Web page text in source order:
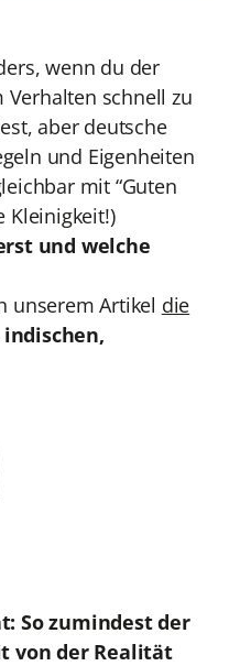
wenn du der
schnell zu
aber deutsche
und Eigenheiten
mit “Guten
Kleinigkeit!)
und welche
unserem Artikel die
So zumindest der
von der Realität